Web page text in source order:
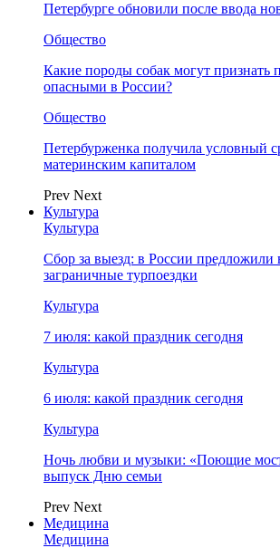
Петербурге обновили после ввода
Общество
Какие породы собак могут признать
опасными в России?
Общество
Петербурженка получила условный
материнским капиталом
Prev Next
Культура
Культура
Сбор за выезд: в России предложили
заграничные турпоездки
Культура
7 июля: какой праздник сегодня
Культура
6 июля: какой праздник сегодня
Культура
Ночь любви и музыки: «Поющие
выпуск Дню семьи
Prev Next
Медицина
Медицина